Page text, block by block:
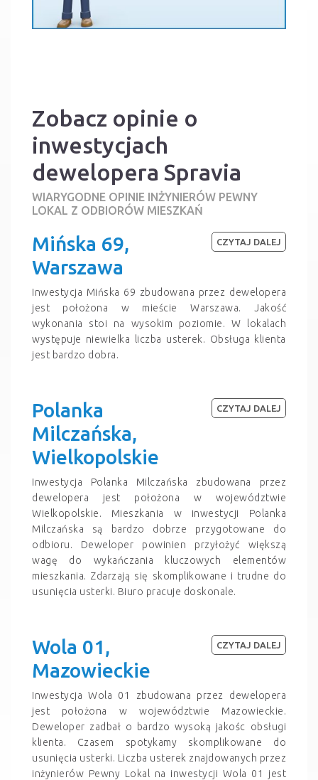
Zobacz opinie o
inwestycjach
dewelopera Spravia
WIARYGODNE OPINIE INŻYNIERÓW PEWNY
LOKAL Z ODBIORÓW MIESZKAŃ
Mińska 69,
Warszawa
Inwestycja Mińska 69 zbudowana przez dewelopera
jest położona w mieście Warszawa. Jakość
wykonania stoi na wysokim poziomie. W lokalach
występuje niewielka liczba usterek. Obsługa klienta
jest bardzo dobra.
CZYTAJ DALEJ
Polanka
Milczańska,
Wielkopolskie
Inwestycja Polanka Milczańska zbudowana przez
dewelopera jest położona w województwie
Wielkopolskie. Mieszkania w inwestycji Polanka
Milczańska są bardzo dobrze przygotowane do
odbioru. Deweloper powinien przyłożyć większą
wagę do wykańczania kluczowych elementów
mieszkania. Zdarzają się skomplikowane i trudne do
usunięcia usterki. Biuro pracuje doskonale.
CZYTAJ DALEJ
Wola 01,
Mazowieckie
Inwestycja Wola 01 zbudowana przez dewelopera
jest położona w województwie Mazowieckie.
Deweloper zadbał o bardzo wysoką jakośc obsługi
klienta. Czasem spotykamy skomplikowane do
usunięcia usterki. Liczba usterek znajdowanych przez
inżynierów Pewny Lokal na inwestycji Wola 01 jest
CZYTAJ DALEJ